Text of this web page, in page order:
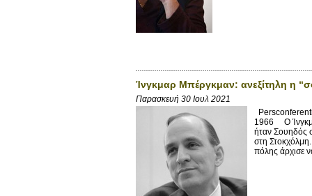
Ίνγκμαρ Μπέργκμαν: ανεξίτηλη η
Παρασκευή 30 Ιουλ 2021
1966 Ο
ήταν Σουηδός
στη
πόλης άρχισε